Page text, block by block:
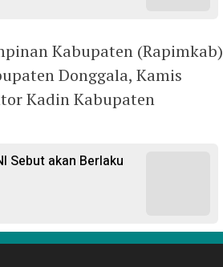
Kabupaten (Rapimkab)
Donggala, Kamis
Kadin Kabupaten
Sebut akan Berlaku